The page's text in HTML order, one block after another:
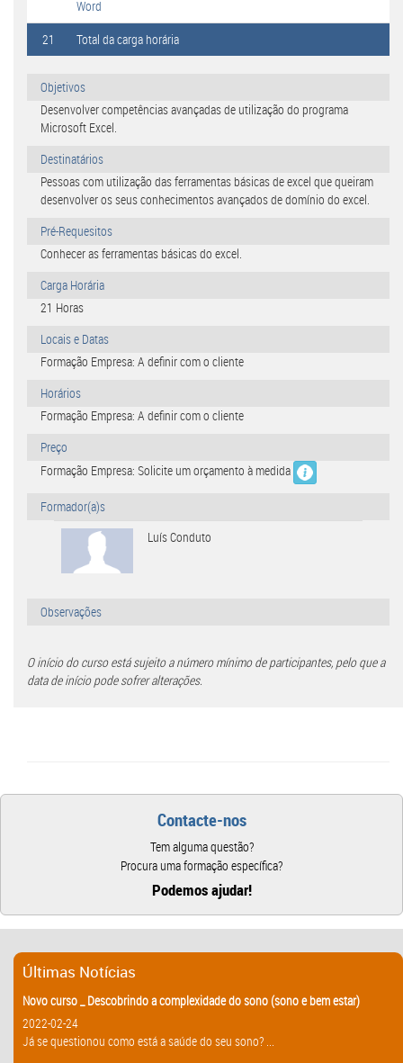
Word
21
Total da carga horária
Objetivos
Desenvolver competências avançadas de utilização do programa
Microsoft Excel.
Destinatários
Pessoas com utilização das ferramentas básicas de excel que queiram
desenvolver os seus conhecimentos avançados de domínio do excel.
Pré-Requesitos
Conhecer as ferramentas básicas do excel.
Carga Horária
21 Horas
Locais e Datas
Formação Empresa: A definir com o cliente
Horários
Formação Empresa: A definir com o cliente
Preço
Formação Empresa: Solicite um orçamento à medida
Formador(a)s
Luís Conduto
Observações
O início do curso está sujeito a número mínimo de participantes, pelo que a
data de início pode sofrer alterações.
Contacte-nos
Tem alguma questão?
Procura uma formação específica?
Podemos ajudar!
Últimas Notícias
Novo curso _ Descobrindo a complexidade do sono (sono e bem estar)
2022-02-24
Já se questionou como está a saúde do seu sono? ...